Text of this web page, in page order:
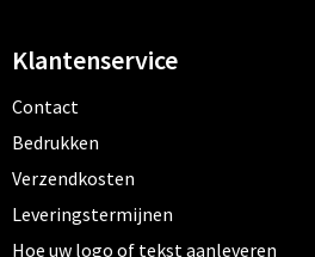
Klantenservice
Contact
Bedrukken
Verzendkosten
Leveringstermijnen
Hoe uw logo of tekst aanleveren